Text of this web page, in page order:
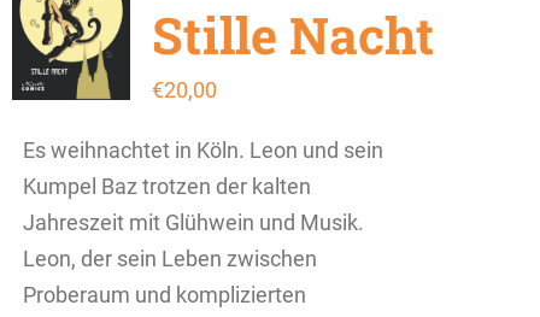
Stille Nacht
€20,00
Es weihnachtet in Köln. Leon und sein
Kumpel Baz trotzen der kalten
Jahreszeit mit Glühwein und Musik.
Leon, der sein Leben zwischen
Proberaum und komplizierten